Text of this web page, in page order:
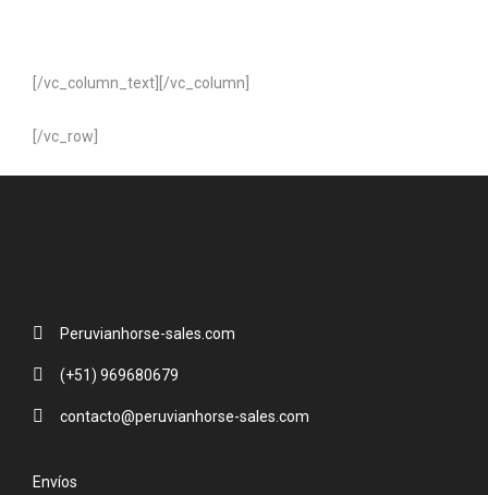
[/vc_column_text][/vc_column]
[/vc_row]
Peruvianhorse-sales.com
(+51) 969680679
contacto@peruvianhorse-sales.com
Envíos